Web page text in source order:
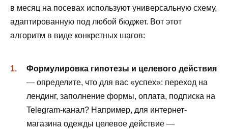
в месяц на посевах используют универсальную схему,
адаптированную под любой бюджет. Вот этот
алгоритм в виде конкретных шагов:
Формулировка гипотезы и целевого действия
— определите, что для вас «успех»: переход на
лендинг, заполнение формы, оплата, подписка на
Telegram-канал? Например, для интернет-
магазина одежды целевое действие —